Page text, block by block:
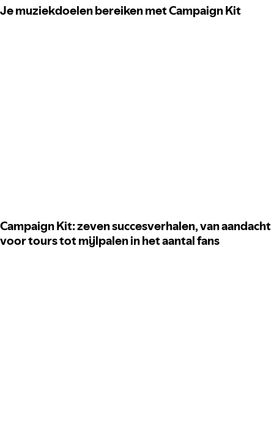
Je muziekdoelen bereiken met Campaign Kit
Campaign Kit: zeven succesverhalen, van aandacht
voor tours tot mijlpalen in het aantal fans